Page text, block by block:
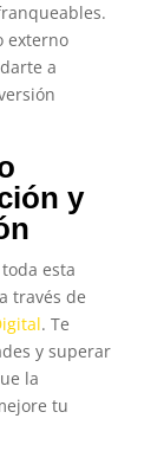
externo
a
y
esta
través de
. Te
y superar
la
tu